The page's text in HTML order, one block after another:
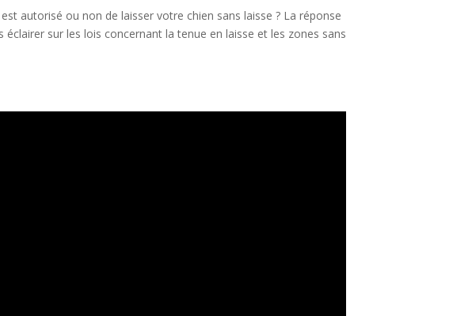
autorisé ou non de laisser votre chien sans laisse ? La réponse
sur les lois concernant la tenue en laisse et les zones sans